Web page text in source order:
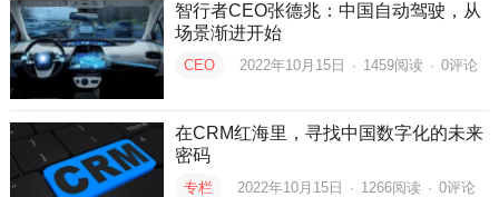
智行者CEO张德兆：中国自动驾驶，从
场景渐进开始
CEO 2022年10月15日 · 1459阅读 · 0评论
在CRM红海里，寻找中国数字化的未来
密码
专栏 2022年10月15日 · 1266阅读 · 0评论